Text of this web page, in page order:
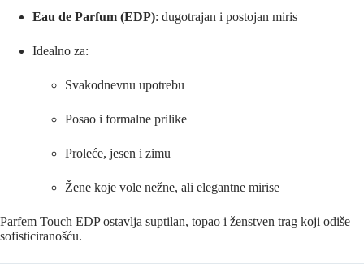
Eau de Parfum (EDP): dugotrajan i postojan miris
Idealno za:
Svakodnevnu upotrebu
Posao i formalne prilike
Proleće, jesen i zimu
Žene koje vole nežne, ali elegantne mirise
Parfem Touch EDP ostavlja suptilan, topao i ženstven trag koji odiše
sofisticiranošću.